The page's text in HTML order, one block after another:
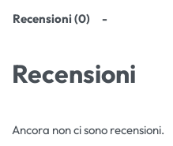
Recensioni (0)
Recensioni
Ancora non ci sono recensioni.